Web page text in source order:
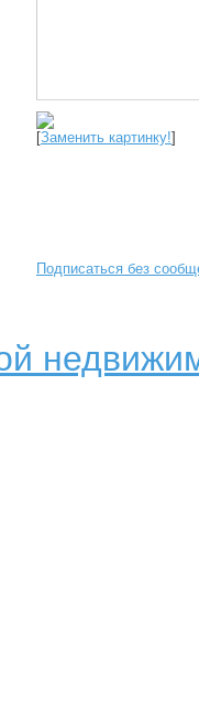
[Заменить картинку!]
Подписаться без